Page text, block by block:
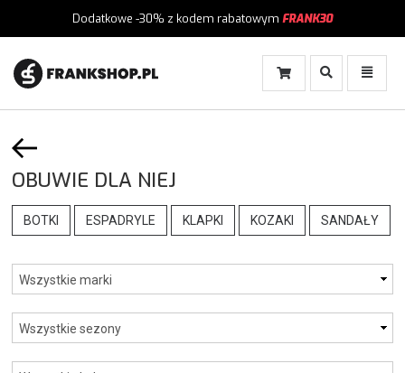
Dodatkowe -30% z kodem rabatowym FRANK30
Włącz
Menu
Włącz
Wyszukiwanie
OBUWIE DLA NIEJ
BOTKI ESPADRYLE KLAPKI KOZAKI SANDAŁY